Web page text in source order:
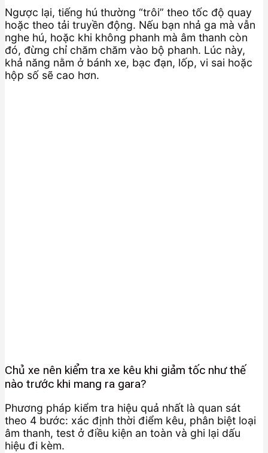
Ngược lại, tiếng hú thường “trôi” theo tốc độ quay
hoặc theo tải truyền động. Nếu bạn nhả ga mà vẫn
nghe hú, hoặc khi không phanh mà âm thanh còn
đó, đừng chỉ chăm chăm vào bộ phanh. Lúc này,
khả năng nằm ở bánh xe, bạc đạn, lốp, vi sai hoặc
hộp số sẽ cao hơn.
Chủ xe nên kiểm tra xe kêu khi giảm tốc như thế
nào trước khi mang ra gara?
Phương pháp kiểm tra hiệu quả nhất là quan sát
theo 4 bước: xác định thời điểm kêu, phân biệt loại
âm thanh, test ở điều kiện an toàn và ghi lại dấu
hiệu đi kèm.